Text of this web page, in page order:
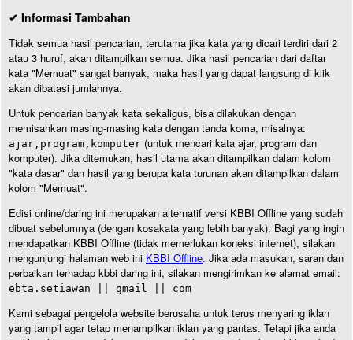
✔ Informasi Tambahan
Tidak semua hasil pencarian, terutama jika kata yang dicari terdiri dari 2
atau 3 huruf, akan ditampilkan semua. Jika hasil pencarian dari daftar
kata "Memuat" sangat banyak, maka hasil yang dapat langsung di klik
akan dibatasi jumlahnya.
Untuk pencarian banyak kata sekaligus, bisa dilakukan dengan
memisahkan masing-masing kata dengan tanda koma, misalnya:
ajar,program,komputer (untuk mencari kata ajar, program dan
komputer). Jika ditemukan, hasil utama akan ditampilkan dalam kolom
"kata dasar" dan hasil yang berupa kata turunan akan ditampilkan dalam
kolom "Memuat".
Edisi online/daring ini merupakan alternatif versi KBBI Offline yang sudah
dibuat sebelumnya (dengan kosakata yang lebih banyak). Bagi yang ingin
mendapatkan KBBI Offline (tidak memerlukan koneksi internet), silakan
mengunjungi halaman web ini KBBI Offline. Jika ada masukan, saran dan
perbaikan terhadap kbbi daring ini, silakan mengirimkan ke alamat email:
ebta.setiawan || gmail || com
Kami sebagai pengelola website berusaha untuk terus menyaring iklan
yang tampil agar tetap menampilkan iklan yang pantas. Tetapi jika anda